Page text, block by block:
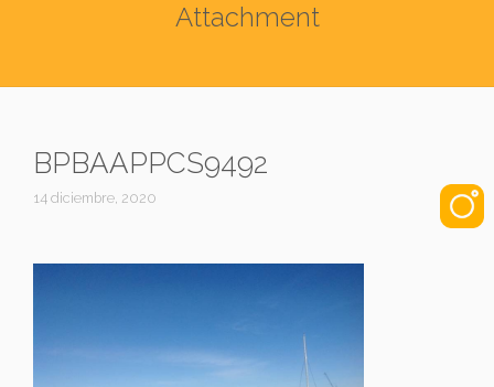
Attachment
BPBAAPPCS9492
14 diciembre, 2020